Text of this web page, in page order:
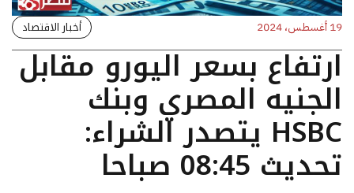
19 أغسطس، 2024 أخبار الاقتصاد
ارتفاع بسعر اليورو مقابل
الجنيه المصري وبنك
HSBC يتصدر الشراء:
تحديث 08:45 صباحا